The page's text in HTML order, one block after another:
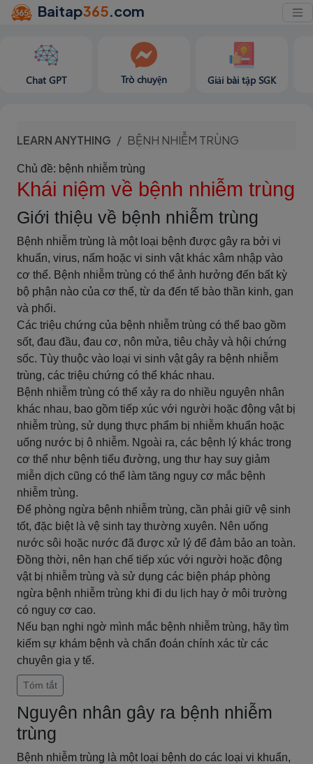
Baitap365.com
Chat GPT Trò chuyện Giải bài tập SGK
LEARN ANYTHING BỆNH NHIỄM TRÙNG
Chủ đề: bệnh nhiễm trùng
Khái niệm về bệnh nhiễm trùng
Giới thiệu về bệnh nhiễm trùng
Bệnh nhiễm trùng là một loại bệnh được gây ra bởi vi
khuẩn, virus, nấm hoặc vi sinh vật khác xâm nhập vào
cơ thể. Bệnh nhiễm trùng có thể ảnh hưởng đến bất kỳ
bộ phận nào của cơ thể, từ da đến tế bào thần kinh, gan
và phổi.
Các triệu chứng của bệnh nhiễm trùng có thể bao gồm
sốt, đau đầu, đau cơ, nôn mửa, tiêu chảy và hội chứng
sốc. Tùy thuộc vào loại vi sinh vật gây ra bệnh nhiễm
trùng, các triệu chứng có thể khác nhau.
Bệnh nhiễm trùng có thể xảy ra do nhiều nguyên nhân
khác nhau, bao gồm tiếp xúc với người hoặc động vật bị
nhiễm trùng, sử dụng thực phẩm bị nhiễm khuẩn hoặc
uống nước bị ô nhiễm. Ngoài ra, các bệnh lý khác trong
cơ thể như bệnh tiểu đường, ung thư hay suy giảm
miễn dịch cũng có thể làm tăng nguy cơ mắc bệnh
nhiễm trùng.
Để phòng ngừa bệnh nhiễm trùng, cần phải giữ vệ sinh
tốt, đặc biệt là vệ sinh tay thường xuyên. Nên uống
nước sôi hoặc nước đã được xử lý để đảm bảo an toàn.
Đồng thời, nên hạn chế tiếp xúc với người hoặc động
vật bị nhiễm trùng và sử dụng các biện pháp phòng
ngừa bệnh nhiễm trùng khi đi du lịch hay ở môi trường
có nguy cơ cao.
Nếu bạn nghi ngờ mình mắc bệnh nhiễm trùng, hãy tìm
kiếm sự khám bệnh và chẩn đoán chính xác từ các
chuyên gia y tế.
Tóm tắt
Nguyên nhân gây ra bệnh nhiễm
trùng
Bệnh nhiễm trùng là một loại bệnh do các loại vi khuẩn,